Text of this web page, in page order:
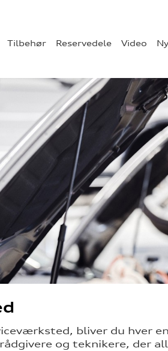
Tilbehør Reservedele Video
bliver du hver
og teknikere, der